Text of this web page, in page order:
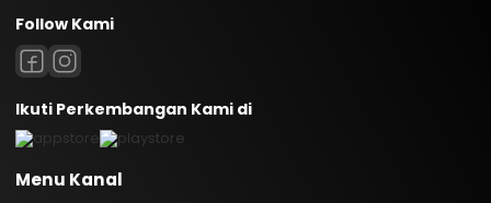
Follow Kami
Ikuti Perkembangan Kami di
Menu Kanal